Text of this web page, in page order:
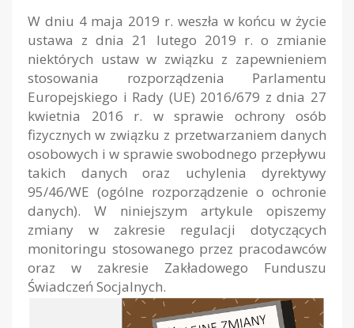
W dniu 4 maja 2019 r. weszła w końcu w życie
ustawa z dnia 21 lutego 2019 r. o zmianie
niektórych ustaw w związku z zapewnieniem
stosowania rozporządzenia Parlamentu
Europejskiego i Rady (UE) 2016/679 z dnia 27
kwietnia 2016 r. w sprawie ochrony osób
fizycznych w związku z przetwarzaniem danych
osobowych i w sprawie swobodnego przepływu
takich danych oraz uchylenia dyrektywy
95/46/WE (ogólne rozporządzenie o ochronie
danych). W niniejszym artykule opiszemy
zmiany w zakresie regulacji dotyczących
monitoringu stosowanego przez pracodawców
oraz w zakresie Zakładowego Funduszu
Świadczeń Socjalnych.